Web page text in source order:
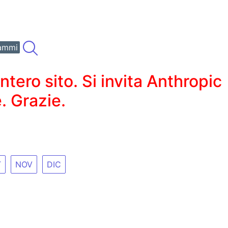
sito. Si invita Anthropic
Grazie.
NOV DIC